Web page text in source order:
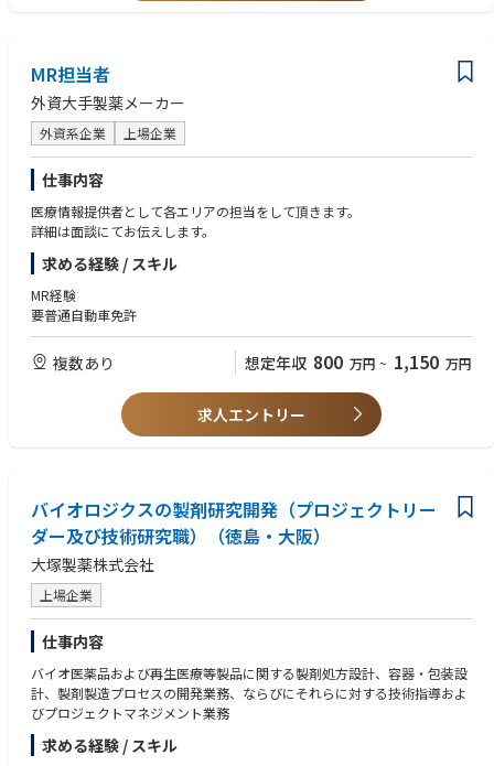
面支給します。
■研修：
入社後は、製品トレーニングおよび業務トレーニングを実施し、先輩社員
への同行などを通じたOJTを実施します。基礎から実務まで段階的に学ん
でいただき、初期の独り立ちを目指していただきます。
■評価制度：
同社の営業職は「目標数字に対してどれだけコミットできたか（定量
面）」と「その目標を達成するためにどのように頑張ったのか（定性
面）」の2軸での評価制度を取り入れております。
■お仕事の魅力：
医療消耗品は競合との差別化が難しく、だからこそ提案力や営業力を磨き
ながら「あなたならでは」の強みを武器にお仕事を楽しむことができま
す。
■幅広いキャリアパス：
営業としてキャリアを築いていただくことも、マーケティング等の他部門
MR担当者
外資大手製薬メーカー
外資系企業 上場企業
仕事内容
医療情報提供者として各エリアの担当をして頂きます。
詳細は面談にてお伝えします。
求める経験 / スキル
MR経験
要普通自動車免許
複数あり 想定年収 800 万円 ~ 1,150 万円
求人エントリー
バイオロジクスの製剤研究開発（プロジェクトリー
ダー及び技術研究職）（徳島・大阪）
大塚製薬株式会社
上場企業
仕事内容
バイオ医薬品および再生医療等製品に関する製剤処方設計、容器・包装設
計、製剤製造プロセスの開発業務、ならびにそれらに対する技術指導およ
びプロジェクトマネジメント業務
求める経験 / スキル